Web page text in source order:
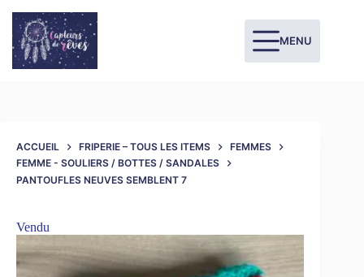
MENU
ACCUEIL FRIPERIE – TOUS LES ITEMS
FEMMES
FEMME - SOULIERS / BOTTES / SANDALES
PANTOUFLES NEUVES SEMBLENT 7
Vendu